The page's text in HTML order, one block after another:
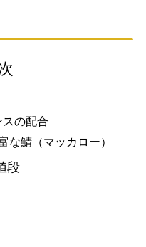
の配合
な鯖（マッカロー）
段